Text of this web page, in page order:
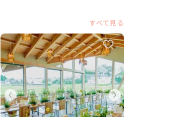
すべて見る
ウェディング
富山県
ウェディング
福島県
ウェディングフォト
群馬県
ウェディング
富山県